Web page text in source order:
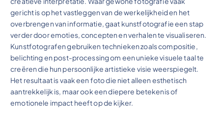
gericht is op het vastleggen van de werkelijkheid en het
overbrengen van informatie, gaat kunstfotografie een stap
verder door emoties, concepten en verhalen te visualiseren.
Kunstfotografen gebruiken technieken zoals compositie,
belichting en post-processing om een unieke visuele taal te
creëren die hun persoonlijke artistieke visie weerspiegelt.
Het resultaat is vaak een foto die niet alleen esthetisch
aantrekkelijk is, maar ook een diepere betekenis of
emotionele impact heeft op de kijker.